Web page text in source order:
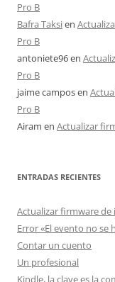
Pro B
Bafra Taksien
Pro B
antoniete96en
Pro B
jaime camposen
Pro B
Airam en Actualizar
ENTRADAS RECIENTES
Actualizar firmware de
Error «El evento no se
Contar un cuento
Un profesional
Kindle, la clave es la